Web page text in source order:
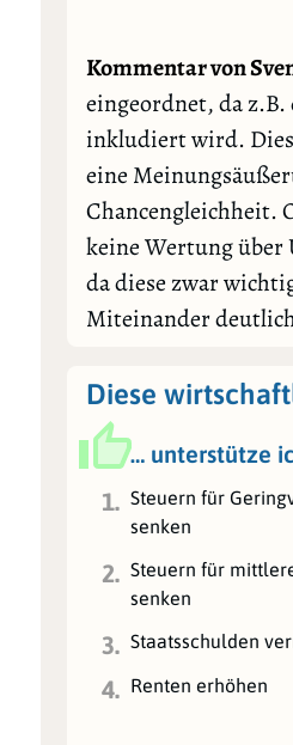
Kommentar von
eingeordnet, da
inkludiert wird.
eine
Chancengleichheit.
keine Wertung
da diese zwar
Miteinander
Diese
… unterstütze
1. Steuern für
senken
2. Steuern für
senken
3. Staatsschulden
4. Renten erhöhen